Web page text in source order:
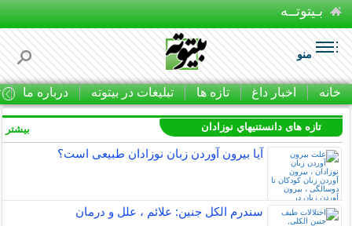
بـیتوتــه
منو
خانه اخبار داغ تازه ها تبلیغات در بیتوته درباره ما
تازه های دانستنيهاي نوزادان
آیا بیرون آوردن زبان نوزادان طبیعی است؟
سندرم الکل جنین: علائم ، علل و درمان
بیشتر